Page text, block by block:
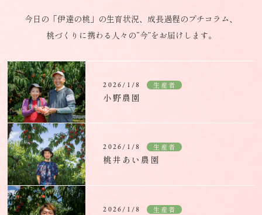
今日の「伊達の桃」の生育状況、成長過程のプチコラム、
桃づくりに携わる人々の“今”をお届けします。
2026/1/8 生産者
小野農園
2026/1/8 生産者
桃井あい農園
2026/1/8 生産者